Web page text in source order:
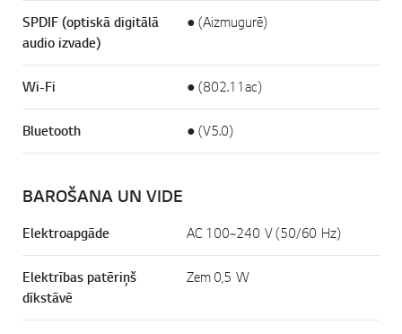
SPDIF (optiskā digitālā
audio izvade)
● (Aizmugurē)
Wi-Fi ● (802.11ac)
Bluetooth ● (V5.0)
BAROŠANA UN VIDE
Elektroapgāde AC 100~240 V (50/60 Hz)
Elektrības patēriņš
dīkstāvē
Zem 0,5 W